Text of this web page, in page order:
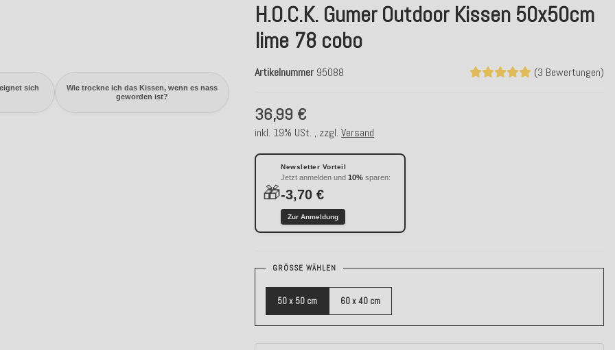
sich
Wie trockne ich das Kissen, wenn es nass
geworden ist?
H.O.C.K. Gumer Outdoor Kissen 50x50cm
lime 78 cobo
(3 Bewertungen)
Artikelnummer 95088
36,99 €
inkl. 19% USt. , zzgl.Versand
🎁
Newsletter Vorteil
Jetzt anmelden und10% sparen:
-3,70 €
Zur Anmeldung
GRÖSSE WÄHLEN
50 x 50 cm 60 x 40 cm